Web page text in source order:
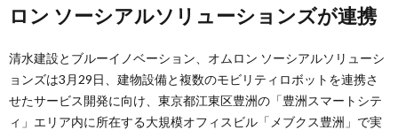
ロン ソーシアルソリューションズが連携
清水建設とブルーイノベーション、オムロン ソーシアルソリューシ
ョンズは3月29日、建物設備と複数のモビリティロボットを連携さ
せたサービス開発に向け、東京都江東区豊洲の「豊洲スマートシテ
ィ」エリア内に所在する大規模オフィスビル「メブクス豊洲」で実